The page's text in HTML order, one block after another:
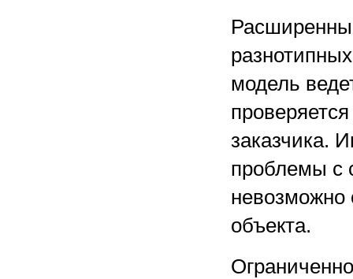
модель
заказчика.
проблемы с
невозможно
объекта.